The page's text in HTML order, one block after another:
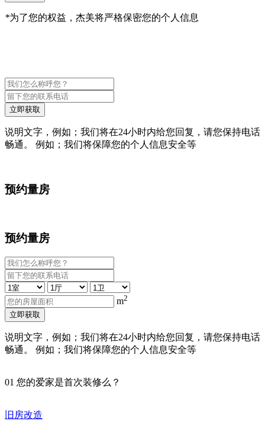
*为了您的权益，杰美将严格保密您的个人信息
立即获取
说明文字，例如；我们将在24小时内给您回复，请您保持电话
畅通。 例如；我们将保障您的个人信息安全等
预约量房
预约量房
m2
立即获取
说明文字，例如；我们将在24小时内给您回复，请您保持电话
畅通。 例如；我们将保障您的个人信息安全等
01 您的爱家是首次装修么？
旧房改造